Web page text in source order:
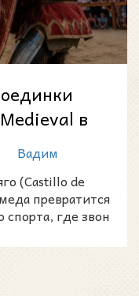
в
Вадим
(Castillo de
превратится
спорта, где звон